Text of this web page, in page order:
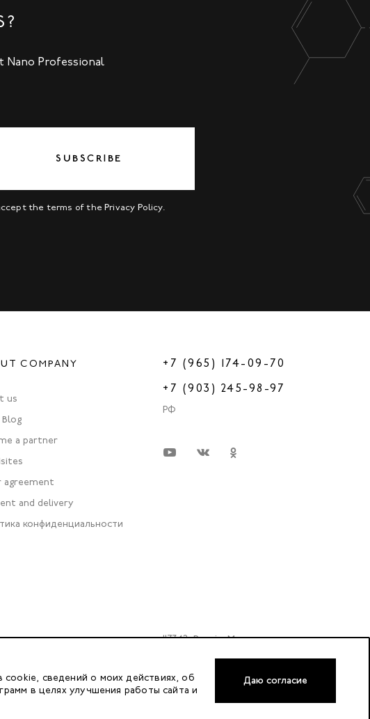
Professional
SUBSCRIBE
the terms of thePrivacy Policy.
COMPANY
us
a partner
agreement
and delivery
конфиденциальности
+7 (965) 174-09-70
+7 (903) 245-98-97
РФ
117342, Russia, Moscow,
Butlerova Street. 17, «BC Neo
Geo» floor 3, office 3079
сведений о моих действиях, об
в целях улучшения работы сайта и
Даю согласие